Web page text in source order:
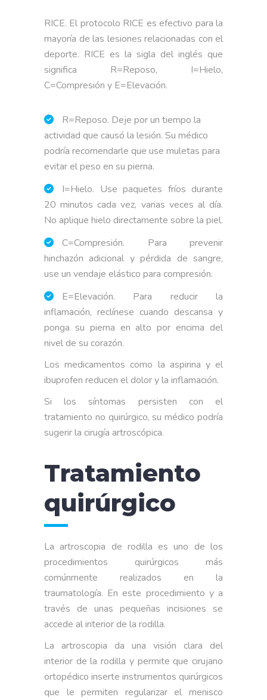
RICE. El protocolo RICE es efectivo para la
mayoría de las lesiones relacionadas con el
deporte. RICE es la sigla del inglés que
significa R=Reposo, I=Hielo,
C=Compresión y E=Elevación.
R=Reposo. Deje por un tiempo la
actividad que causó la lesión. Su médico
podría recomendarle que use muletas para
evitar el peso en su pierna.
I=Hielo. Use paquetes fríos durante
20 minutos cada vez, varias veces al día.
No aplique hielo directamente sobre la piel.
C=Compresión. Para prevenir
hinchazón adicional y pérdida de sangre,
use un vendaje elástico para compresión.
E=Elevación. Para reducir la
inflamación, reclínese cuando descansa y
ponga su pierna en alto por encima del
nivel de su corazón.
Los medicamentos como la aspirina y el
ibuprofen reducen el dolor y la inflamación.
Si los síntomas persisten con el
tratamiento no quirúrgico, su médico podría
sugerir la cirugía artroscópica.
Tratamiento
quirúrgico
La artroscopia de rodilla es uno de los
procedimientos quirúrgicos más
comúnmente realizados en la
traumatología. En este procedimiento y a
través de unas pequeñas incisiones se
accede al interior de la rodilla.
La artroscopia da una visión clara del
interior de la rodilla y permite que cirujano
ortopédico inserte instrumentos quirúrgicos
que le permiten regularizar el menisco